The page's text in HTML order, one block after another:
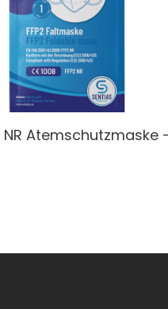
NR Atemschutzmaske